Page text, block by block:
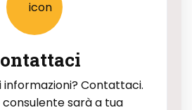
informazioni? Contattaci.
consulente sarà a tua